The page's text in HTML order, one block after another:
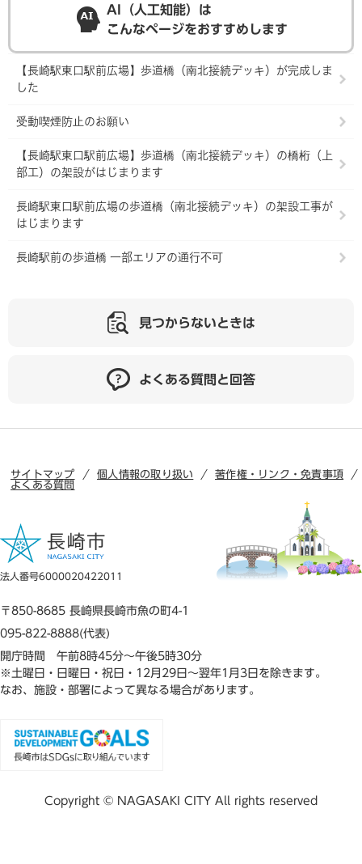
AI（人工知能）は
こんなページをおすすめします
【長崎駅東口駅前広場】歩道橋（南北接続デッキ）が完成しま
した
受動喫煙防止のお願い
【長崎駅東口駅前広場】歩道橋（南北接続デッキ）の橋桁（上
部工）の架設がはじまります
長崎駅東口駅前広場の歩道橋（南北接続デッキ）の架設工事が
はじまります
長崎駅前の歩道橋 一部エリアの通行不可
見つからないときは
よくある質問と回答
サイトマップ 個人情報の取り扱い
著作権・リンク・免責事項
よくある質問
法人番号6000020422011
〒850-8685 長崎県長崎市魚の町4-1
095-822-8888(代表)
開庁時間 午前8時45分～午後5時30分
※土曜日・日曜日・祝日・12月29日～翌年1月3日を除きます。
なお、施設・部署によって異なる場合があります。
Copyright © NAGASAKI CITY All rights reserved